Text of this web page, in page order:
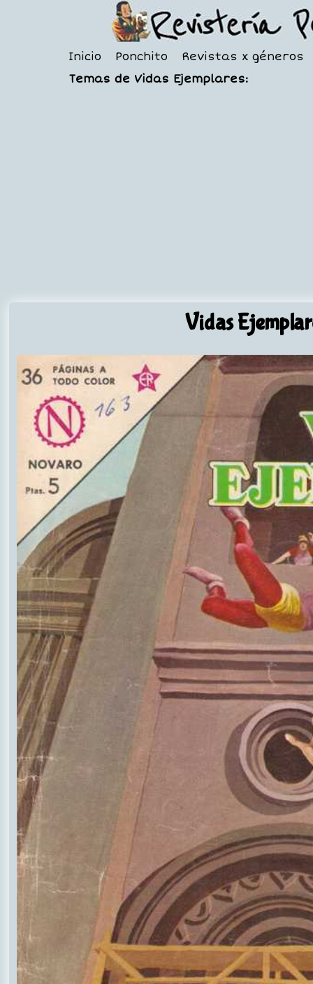
Inicio Ponchito
Revistas x géneros
Temas de Vidas Ejemplares:
Vidas